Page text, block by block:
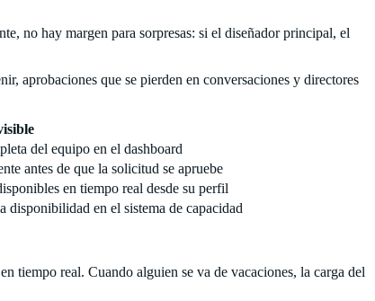
no hay margen para sorpresas: si el diseñador principal, el
aprobaciones que se pierden en conversaciones y directores
del equipo en el dashboard
antes de que la solicitud se apruebe
en tiempo real desde su perfil
disponibilidad en el sistema de capacidad
tiempo real. Cuando alguien se va de vacaciones, la carga del